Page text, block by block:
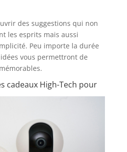
des suggestions qui non
les esprits mais aussi
Peu importe la durée
vous permettront de
cadeaux High-Tech pour